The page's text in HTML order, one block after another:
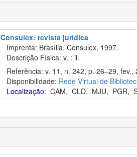
Consulex: revista jurídica
Imprenta: Brasília, Consulex, 1997.
Descrição Física: v. : il.
Referência: v. 11, n. 242, p. 26–29, fev.,
Disponibilidade: Rede Virtual de
Localização: CAM, CLD, MJU, PGR,